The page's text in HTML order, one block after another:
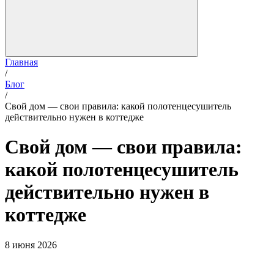
Главная
/
Блог
/
Свой дом — свои правила: какой полотенцесушитель
действительно нужен в коттедже
Свой дом — свои правила:
какой полотенцесушитель
действительно нужен в
коттедже
8 июня 2026